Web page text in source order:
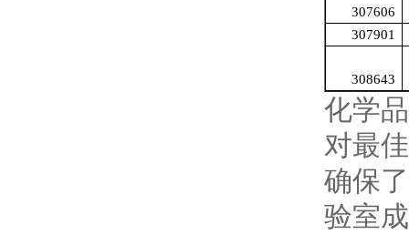
307606
307901
308643
化学
对最
确保
验室